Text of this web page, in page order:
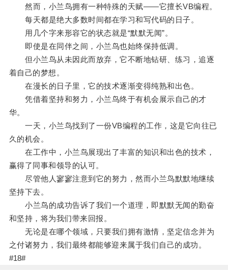
然而，小兰鸟拥有一种特殊的天赋——它擅长VB编程。
每天都是绝大多数时间都在学习和写代码的日子。
用几个字来形容它的状态就是“默默无闻”。
即使是在同伴之间，小兰鸟也始终保持低调。
但小兰鸟从未因此而放弃，它不断地钻研、练习，追逐
着自己的梦想。
在漫长的日子里，它的技术逐渐变得纯熟和出色。
凭借着坚持和努力，小兰鸟终于有机会展示自己的才
华。
一天，小兰鸟找到了一份VB编程的工作，这是它向往已
久的机会。
在工作中，小兰鸟展现出了丰富的知识和出色的技术，
赢得了同事和领导的认可。
尽管他人寥寥注意到它的努力，然而小兰鸟默默地继续
坚持下去。
小兰鸟的成功告诉了我们一个道理，即默默无闻的勤奋
和坚持，将为我们带来回报。
无论是在哪个领域，只要我们拥有激情，坚定信念并为
之付诸努力，我们最终都能够迎来属于我们自己的成功。
#18#